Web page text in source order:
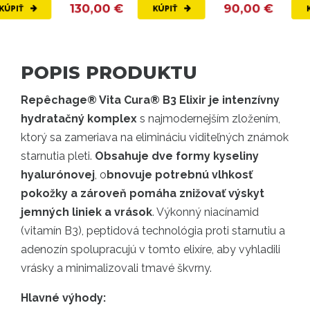
130,00 € KÚPIŤ 90,00 € KÚPIŤ
POPIS PRODUKTU
Repêchage® Vita Cura® B3 Elixir je intenzívny
hydratačný komplex s najmodernejším zložením,
ktorý sa zameriava na elimináciu viditeľných známok
starnutia pleti. Obsahuje dve formy kyseliny
hyalurónovej, obnovuje potrebnú vlhkosť
pokožky a zároveň pomáha znižovať výskyt
jemných liniek a vrások. Výkonný niacínamid
(vitamín B3), peptidová technológia proti starnutiu a
adenozín spolupracujú v tomto elixíre, aby vyhladili
vrásky a minimalizovali tmavé škvrny.
Hlavné výhody: